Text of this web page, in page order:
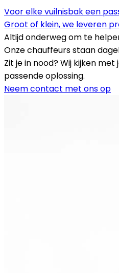
Voor elke vuilnisbak een
Groot of klein, we leveren
Altijd onderweg om te
Onze chauffeurs staan
Zit je in nood? Wij kijken
passende oplossing.
Neem contact met ons op